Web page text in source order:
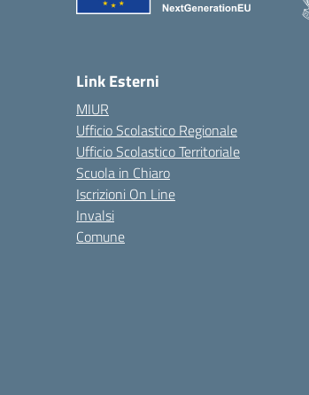
Link Esterni
MIUR
Ufficio Scolastico Regionale
Ufficio Scolastico Territoriale
Scuola in Chiaro
Iscrizioni On Line
Invalsi
Comune